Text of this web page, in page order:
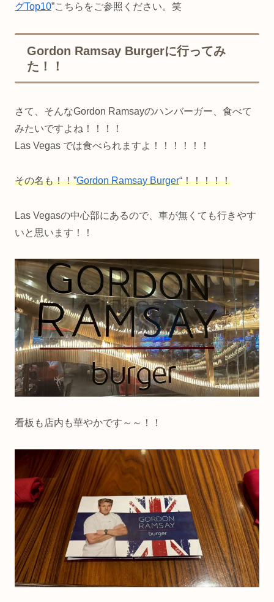
グTop10”こちらをご参照ください。笑
Gordon Ramsay Burgerに行ってみ
た！！
さて、そんなGordon Ramsayのハンバーガー、食べて
みたいですよね！！！！
Las Vegas では食べられますよ！！！！！！
その名も！！”Gordon Ramsay Burger“！！！！！
Las Vegasの中心部にあるので、車が無くても行きやす
いと思います！！
看板も店内も華やかです～～！！